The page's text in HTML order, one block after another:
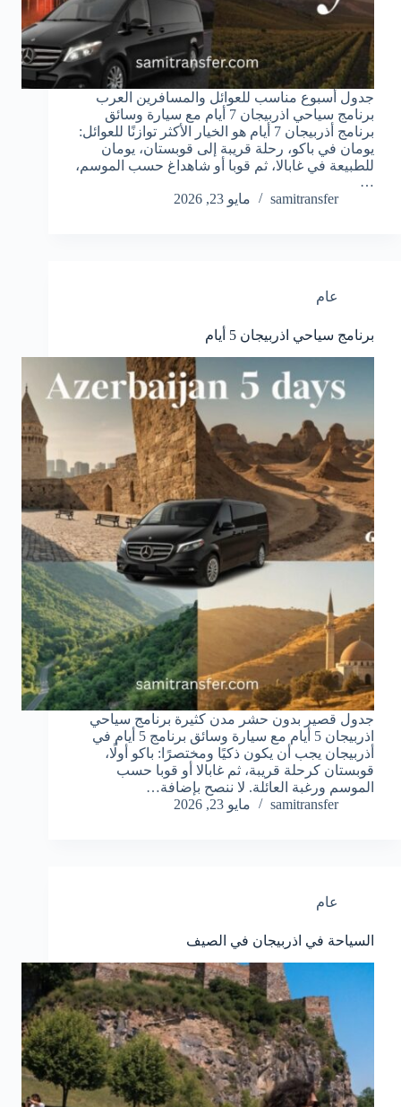
جدول أسبوع مناسب للعوائل والمسافرين العرب
برنامج سياحي اذربيجان 7 أيام مع سيارة وسائق
برنامج أذربيجان 7 أيام هو الخيار الأكثر توازنًا للعوائل:
يومان في باكو، رحلة قريبة إلى قوبستان، يومان
للطبيعة في غابالا، ثم قوبا أو شاهداغ حسب الموسم،
…
samitransfer
مايو 23, 2026
عام
برنامج سياحي اذربيجان 5 أيام
جدول قصير بدون حشر مدن كثيرة برنامج سياحي
اذربيجان 5 أيام مع سيارة وسائق برنامج 5 أيام في
أذربيجان يجب أن يكون ذكيًا ومختصرًا: باكو أولًا،
قوبستان كرحلة قريبة، ثم غابالا أو قوبا حسب
الموسم ورغبة العائلة. لا ننصح بإضافة…
samitransfer
مايو 23, 2026
عام
السياحة في اذربيجان في الصيف